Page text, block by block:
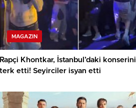
MAGAZIN
Rapçi Khontkar, İstanbul’daki konserini
terk etti! Seyirciler isyan etti